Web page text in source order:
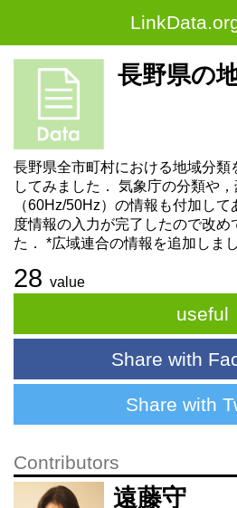
長野県の
長野県全市町村における地域分類
してみました． 気象庁の分類や
（60Hz/50Hz）の情報も付加し
度情報の入力が完了したので改め
た． *広域連合の情報を追加しま
28 value
useful
Share with
Share with
Contributors
遠藤守